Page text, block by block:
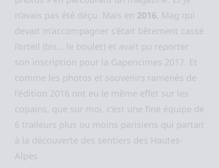
n’avais pas été déçu. Mais en 2016, Mag qui
devait m’accompagner s’était bêtement cassé
l’orteil (bis… le boulet) et avait pu reporter
son inscription pour la Gapencimes 2017. Et
comme les photos et souvenirs ramenés de
l’édition 2016 ont eu le même effet sur les
copains, que sur moi, c’est une fine équipe de
6 traileurs plus ou moins parisiens qui partait
à la découverte des sentiers des Hautes-
Alpes